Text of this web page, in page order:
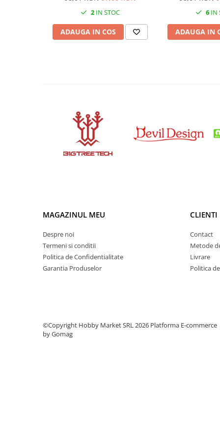
Diode si punti redresoare
Tranzistori si circuite integrate
2 IN STOC
ADAUGA IN COS
6 IN
ADAUGA IN
MAGAZINUL MEU
Despre noi
Termeni si conditii
Politica de Confidentialitate
Garantia Produselor
CLIENTI
Contact
Metode
Livrare
Politica
©Copyright Hobby Market SRL 2026 Platforma E-commerce
by Gomag